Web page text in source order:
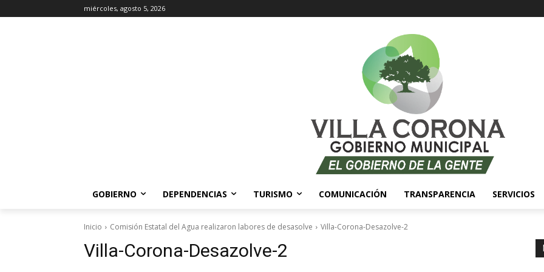
miércoles, agosto 5, 2026
GOBIERNO DEPENDENCIAS TURISMO COMUNICACIÓN TRANSPARENCIA SERVICIOS
Inicio Comisión Estatal del Agua realizaron labores de desasolve Villa-Corona-Desazolve-2
Villa-Corona-Desazolve-2